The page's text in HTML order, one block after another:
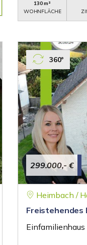
130 m²
WOHNFLÄCHE
299.000,- €
360°
Heimbach /
Freistehendes
Einfamilienhaus